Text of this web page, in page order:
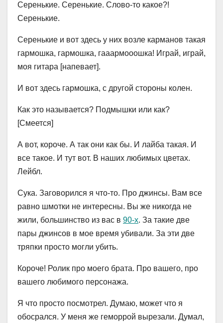
Серенькие. Серенькие. Слово-то какое?!
Серенькие.
Серенькие и вот здесь у них возле карманов такая
гармошка, гармошка, гааармооошка! Играй, играй,
моя гитара [напевает].
И вот здесь гармошка, с другой стороны колен.
Как это называется? Подмышки или как?
[Смеется]
А вот, короче. А так они как бы. И лайба такая. И
все такое. И тут вот. В наших любимых цветах.
Лейбл.
Сука. Заговорился я что-то. Про джинсы. Вам все
равно шмотки не интересны. Вы же никогда не
жили, большинство из вас в 90-х. За такие две
пары джинсов в мое время убивали. За эти две
тряпки просто могли убить.
Короче! Ролик про моего брата. Про вашего, про
вашего любимого персонажа.
Я что просто посмотрел. Думаю, может что я
обосрался. У меня же геморрой вырезали. Думал,